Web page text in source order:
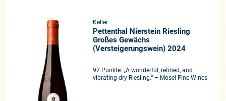
Keller
Pettenthal Nierstein Riesling
Großes Gewächs
(Versteigerungswein) 2024
97 Punkte: „A wonderful, refined, and
vibrating dry Riesling.“ – Mosel Fine Wines